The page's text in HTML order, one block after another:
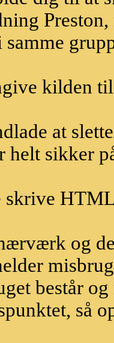
kilden
at
helt sikker
skrive
og
består
så